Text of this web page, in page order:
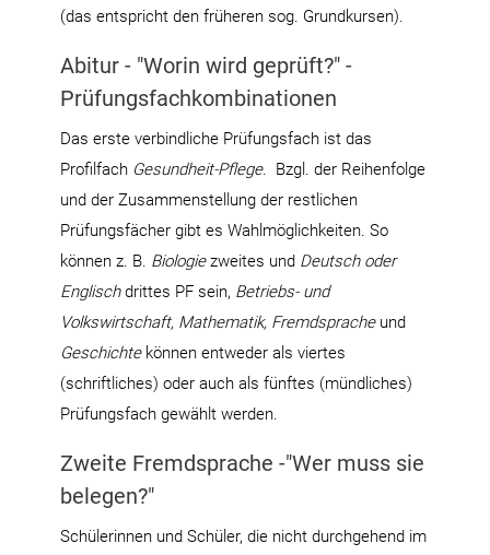
(das entspricht den früheren sog. Grundkursen).
Abitur - "Worin wird geprüft?" -
Prüfungsfachkombinationen
Das erste verbindliche Prüfungsfach ist das
Profilfach Gesundheit-Pflege. Bzgl. der Reihenfolge
und der Zusammenstellung der restlichen
Prüfungsfächer gibt es Wahlmöglichkeiten. So
können z. B. Biologiezweites und Deutsch oder
Englischdrittes PF sein, Betriebs- und
Volkswirtschaft, Mathematik, Fremdsprache und
Geschichtekönnen entweder als viertes
(schriftliches) oder auch als fünftes (mündliches)
Prüfungsfach gewählt werden.
Zweite Fremdsprache -"Wer muss sie
belegen?"
Schülerinnen und Schüler, die nicht durchgehend im